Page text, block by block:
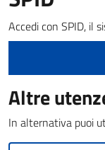
Servizi
e
dati
Accedi con SPID, il
Altre
In alternativa puoi